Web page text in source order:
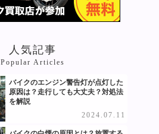
人気記事
Popular Articles
バイクのエンジン警告灯が点灯した
原因は？走行しても大丈夫？対処法
を解説
2024.07.11